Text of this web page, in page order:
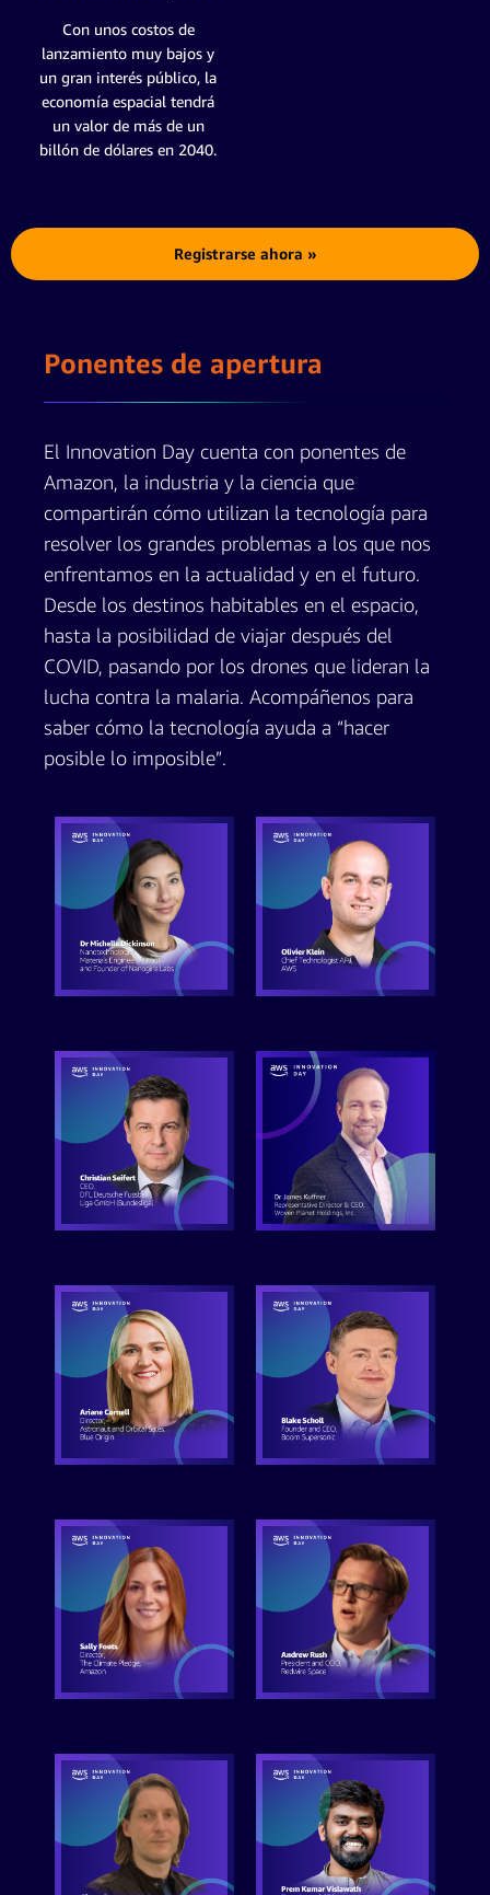
Con unos costos de
lanzamiento muy bajos y
un gran interés público, la
economía espacial tendrá
un valor de más de un
billón de dólares en 2040.
Registrarse ahora »
Ponentes de apertura
El Innovation Day cuenta con ponentes de
Amazon, la industria y la ciencia que
compartirán cómo utilizan la tecnología para
resolver los grandes problemas a los que nos
enfrentamos en la actualidad y en el futuro.
Desde los destinos habitables en el espacio,
hasta la posibilidad de viajar después del
COVID, pasando por los drones que lideran la
lucha contra la malaria. Acompáñenos para
saber cómo la tecnología ayuda a “hacer
posible lo imposible”.